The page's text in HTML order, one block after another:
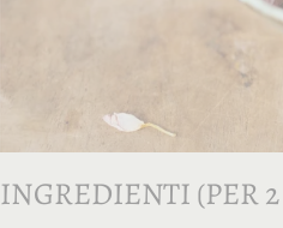
INGREDIENTI (PER